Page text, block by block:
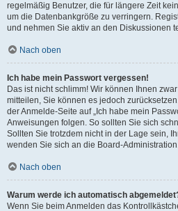
regelmäßig Benutzer, die für längere Zeit
um die Datenbankgröße zu verringern.
und nehmen Sie aktiv an den Diskussionen
Nach oben
Ich habe mein Passwort vergessen!
Das ist nicht schlimm! Wir können Ihnen
mitteilen, Sie können es jedoch
der Anmelde-Seite auf „Ich habe mein
Anweisungen folgen. So sollten Sie sich
Sollten Sie trotzdem nicht in der Lage sein,
wenden Sie sich an die Board-
Nach oben
Warum werde ich automatisch
Wenn Sie beim Anmelden das